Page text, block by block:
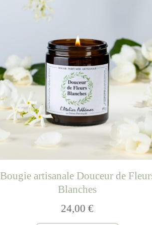
Bougie artisanale Douceur de
Blanches
24,00€